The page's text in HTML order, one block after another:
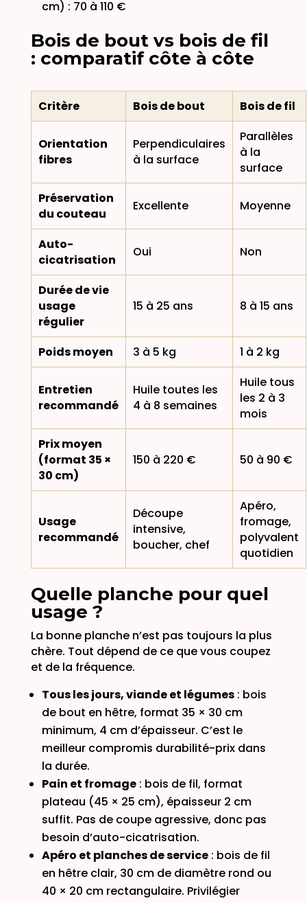
cm) : 70 à 110 €
Bois de bout vs bois de fil
: comparatif côte à côte
Critère Bois de bout Bois de fil
Orientation
fibres
Perpendiculaires
à la surface
Parallèles
à la
surface
Préservation
du couteau
Excellente Moyenne
Auto-
cicatrisation
Oui Non
Durée de vie
usage
régulier
15 à 25 ans 8 à 15 ans
Poids moyen 3 à 5 kg 1 à 2 kg
Entretien
recommandé
Huile toutes les
4 à 8 semaines
Huile tous
les 2 à 3
mois
Prix moyen
(format 35 ×
30 cm)
150 à 220 € 50 à 90 €
Usage
recommandé
Découpe
intensive,
boucher, chef
Apéro,
fromage,
polyvalent
quotidien
Quelle planche pour quel
usage ?
La bonne planche n’est pas toujours la plus
chère. Tout dépend de ce que vous coupez
et de la fréquence.
Tous les jours, viande et légumes: bois
de bout en hêtre, format 35 × 30 cm
minimum, 4 cm d’épaisseur. C’est le
meilleur compromis durabilité-prix dans
la durée.
Pain et fromage: bois de fil, format
plateau (45 × 25 cm), épaisseur 2 cm
suffit. Pas de coupe agressive, donc pas
besoin d’auto-cicatrisation.
Apéro et planches de service: bois de fil
en hêtre clair, 30 cm de diamètre rond ou
40 × 20 cm rectangulaire. Privilégier